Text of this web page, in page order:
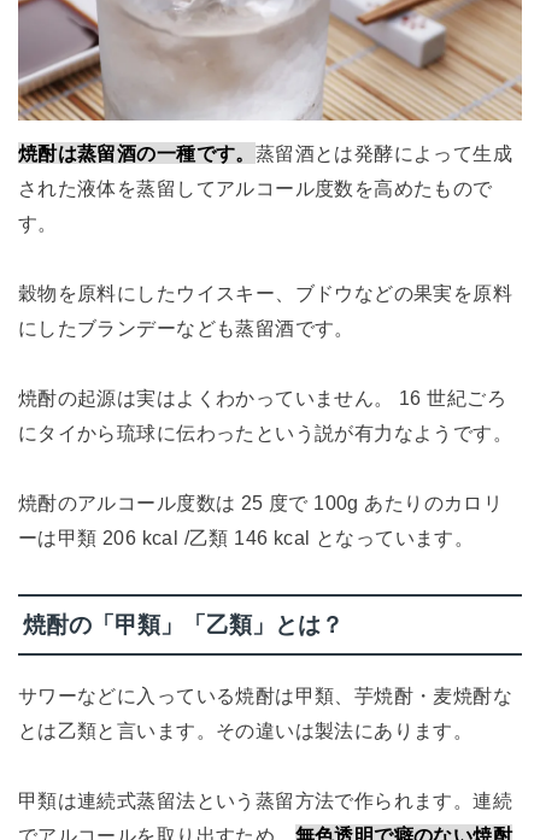
焼酎は蒸留酒の一種です。 蒸留酒とは発酵によって生成
された液体を蒸留してアルコール度数を高めたもので
す。
穀物を原料にしたウイスキー、ブドウなどの果実を原料
にしたブランデーなども蒸留酒です。
焼酎の起源は実はよくわかっていません。 16 世紀ごろ
にタイから琉球に伝わったという説が有力なようです。
焼酎のアルコール度数は 25 度で 100g あたりのカロリ
ーは甲類 206 kcal /乙類 146 kcal となっています。
焼酎の「甲類」「乙類」とは？
サワーなどに入っている焼酎は甲類、芋焼酎・麦焼酎な
とは乙類と言います。その違いは製法にあります。
甲類は連続式蒸留法という蒸留方法で作られます。連続
でアルコールを取り出すため、 無色透明で癖のない焼酎